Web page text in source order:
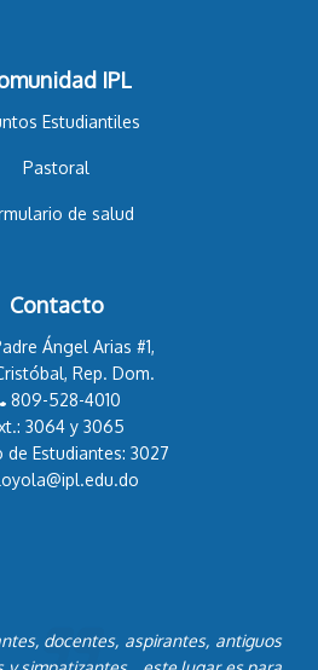
IPL
Estudiantiles
Pastoral
de salud
Contacto
Ángel Arias #1,
Rep. Dom.
809-528-4010
3064 y 3065
de Estudiantes: 3027
docentes, aspirantes, antiguos